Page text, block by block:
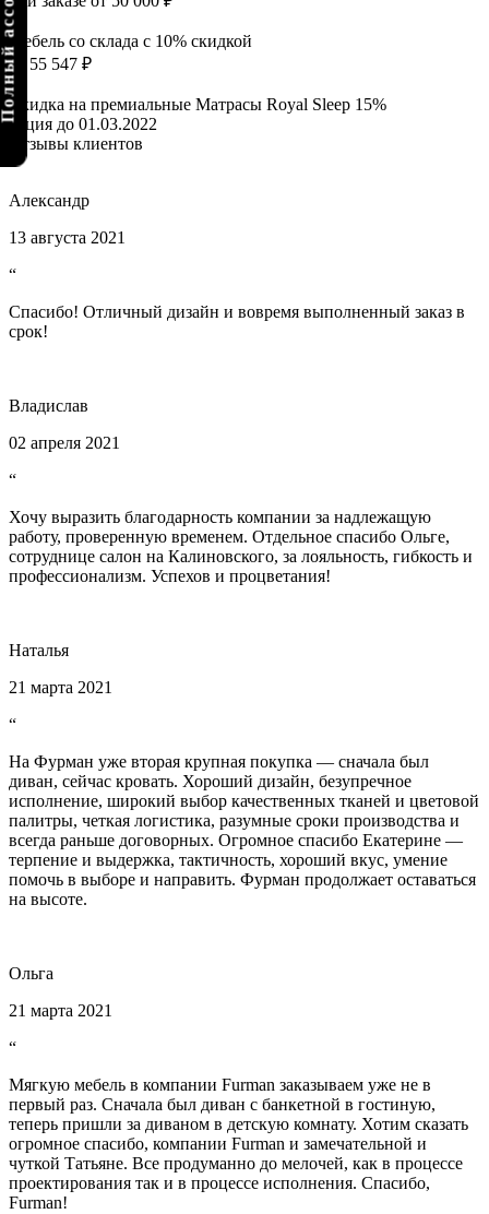
Мебель со склада с 10% скидкой
от 55 547 ₽
Скидка на премиальные Матрасы Royal Sleep 15%
акция до 01.03.2022
Отзывы клиентов
Александр
13 августа 2021
“
Спасибо! Отличный дизайн и вовремя выполненный заказ в
срок!
Владислав
02 апреля 2021
“
Хочу выразить благодарность компании за надлежащую
работу, проверенную временем. Отдельное спасибо Ольге,
сотруднице салон на Калиновского, за лояльность, гибкость и
профессионализм. Успехов и процветания!
Наталья
21 марта 2021
“
На Фурман уже вторая крупная покупка — сначала был
диван, сейчас кровать. Хороший дизайн, безупречное
исполнение, широкий выбор качественных тканей и цветовой
палитры, четкая логистика, разумные сроки производства и
всегда раньше договорных. Огромное спасибо Екатерине —
терпение и выдержка, тактичность, хороший вкус, умение
помочь в выборе и направить. Фурман продолжает оставаться
на высоте.
Ольга
21 марта 2021
“
Мягкую мебель в компании Furman заказываем уже не в
первый раз. Сначала был диван с банкетной в гостиную,
теперь пришли за диваном в детскую комнату. Хотим сказать
огромное спасибо, компании Furman и замечательной и
чуткой Татьяне. Все продуманно до мелочей, как в процессе
проектирования так и в процессе исполнения. Спасибо,
Furman!